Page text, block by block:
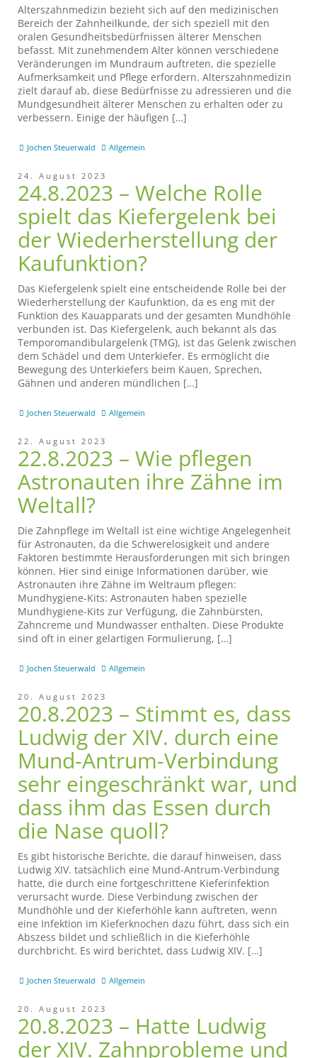
Alterszahnmedizin bezieht sich auf den medizinischen
Bereich der Zahnheilkunde, der sich speziell mit den
oralen Gesundheitsbedürfnissen älterer Menschen
befasst. Mit zunehmendem Alter können verschiedene
Veränderungen im Mundraum auftreten, die spezielle
Aufmerksamkeit und Pflege erfordern. Alterszahnmedizin
zielt darauf ab, diese Bedürfnisse zu adressieren und die
Mundgesundheit älterer Menschen zu erhalten oder zu
verbessern. Einige der häufigen […]
Jochen Steuerwald Allgemein
24. August 2023
24.8.2023 – Welche Rolle
spielt das Kiefergelenk bei
der Wiederherstellung der
Kaufunktion?
Das Kiefergelenk spielt eine entscheidende Rolle bei der
Wiederherstellung der Kaufunktion, da es eng mit der
Funktion des Kauapparats und der gesamten Mundhöhle
verbunden ist. Das Kiefergelenk, auch bekannt als das
Temporomandibulargelenk (TMG), ist das Gelenk zwischen
dem Schädel und dem Unterkiefer. Es ermöglicht die
Bewegung des Unterkiefers beim Kauen, Sprechen,
Gähnen und anderen mündlichen […]
Jochen Steuerwald Allgemein
22. August 2023
22.8.2023 – Wie pflegen
Astronauten ihre Zähne im
Weltall?
Die Zahnpflege im Weltall ist eine wichtige Angelegenheit
für Astronauten, da die Schwerelosigkeit und andere
Faktoren bestimmte Herausforderungen mit sich bringen
können. Hier sind einige Informationen darüber, wie
Astronauten ihre Zähne im Weltraum pflegen:
Mundhygiene-Kits: Astronauten haben spezielle
Mundhygiene-Kits zur Verfügung, die Zahnbürsten,
Zahncreme und Mundwasser enthalten. Diese Produkte
sind oft in einer gelartigen Formulierung, […]
Jochen Steuerwald Allgemein
20. August 2023
20.8.2023 – Stimmt es, dass
Ludwig der XIV. durch eine
Mund-Antrum-Verbindung
sehr eingeschränkt war, und
dass ihm das Essen durch
die Nase quoll?
Es gibt historische Berichte, die darauf hinweisen, dass
Ludwig XIV. tatsächlich eine Mund-Antrum-Verbindung
hatte, die durch eine fortgeschrittene Kieferinfektion
verursacht wurde. Diese Verbindung zwischen der
Mundhöhle und der Kieferhöhle kann auftreten, wenn
eine Infektion im Kieferknochen dazu führt, dass sich ein
Abszess bildet und schließlich in die Kieferhöhle
durchbricht. Es wird berichtet, dass Ludwig XIV. […]
Jochen Steuerwald Allgemein
20. August 2023
20.8.2023 – Hatte Ludwig
der XIV. Zahnprobleme und